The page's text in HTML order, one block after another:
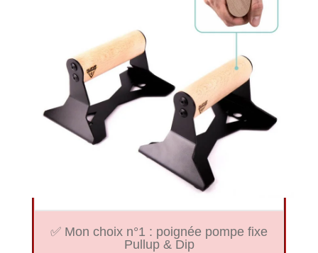
✅ Mon choix n°1 : poignée pompe fixe
Pullup & Dip